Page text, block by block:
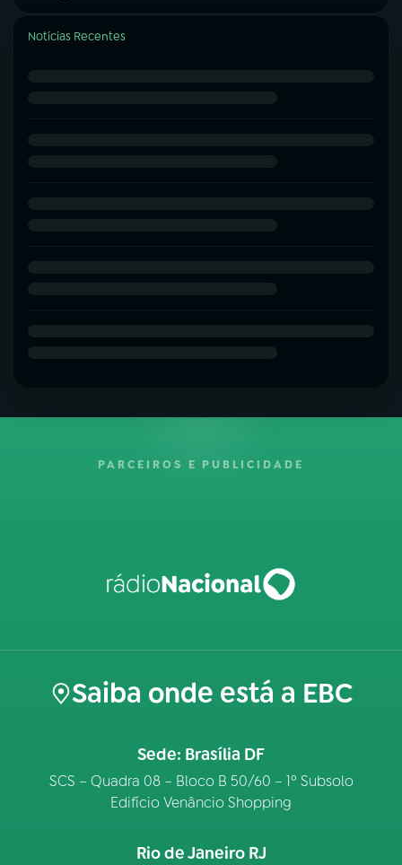
Notícias Recentes
PARCEIROS E PUBLICIDADE
Saiba onde está a EBC
Sede: Brasília DF
SCS – Quadra 08 – Bloco B 50/60 – 1º Subsolo
Edifício Venâncio Shopping
Rio de Janeiro RJ